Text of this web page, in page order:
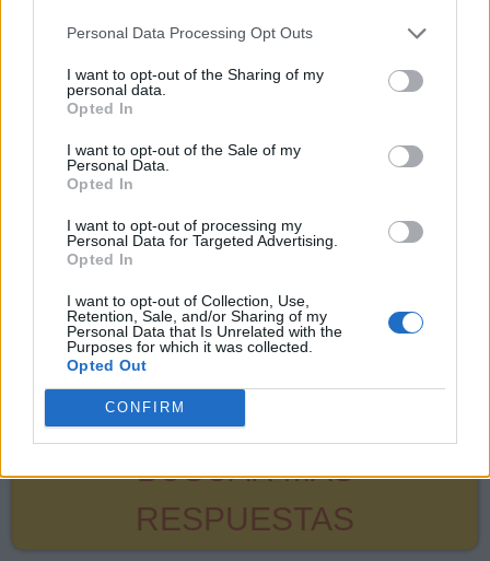
Personal Data Processing Opt Outs
I want to opt-out of the Sharing of my
personal data.
Opted In
I want to opt-out of the Sale of my
Personal Data.
Opted In
I want to opt-out of processing my
Personal Data for Targeted Advertising.
Opted In
I want to opt-out of Collection, Use,
Retention, Sale, and/or Sharing of my
Personal Data that Is Unrelated with the
Purposes for which it was collected.
Opted Out
CONFIRM
I M
E
O M
O
I N
O N
O
O D
D I
E
D
O
D E
M
I D
O
D I E N
BUSCAR MÁS
RESPUESTAS